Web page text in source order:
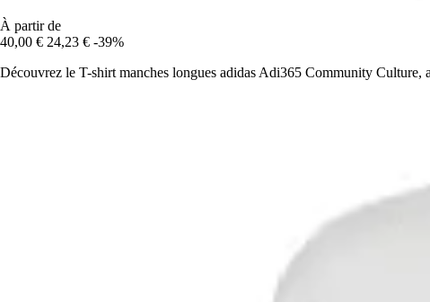
À partir de
40,00 € 24,23 € -39%
Découvrez le T-shirt manches longues adidas Adi365 Community